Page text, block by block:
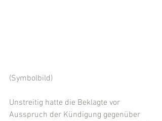
(Symbolbild)
Unstreitig hatte die Beklagte vor
Ausspruch der Kündigung gegenüber